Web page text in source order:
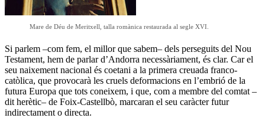
Mare de Déu de Meritxell, talla romànica restaurada al segle XVI.
Si parlem –com fem, el millor que sabem– dels perseguits del Nou
Testament, hem de parlar d’Andorra necessàriament, és clar. Car el
seu naixement nacional és coetani a la primera creuada franco-
catòlica, que provocarà les cruels deformacions en l’embrió de la
futura Europa que tots coneixem, i que, com a membre del comtat –
dit herètic– de Foix-Castellbò, marcaran el seu caràcter futur
indirectament o directa.